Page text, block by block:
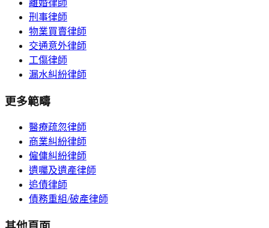
離婚律師
刑事律師
物業買賣律師
交通意外律師
工傷律師
漏水糾紛律師
更多範疇
醫療疏忽律師
商業糾紛律師
僱傭糾紛律師
遺囑及遺產律師
追債律師
債務重組/破產律師